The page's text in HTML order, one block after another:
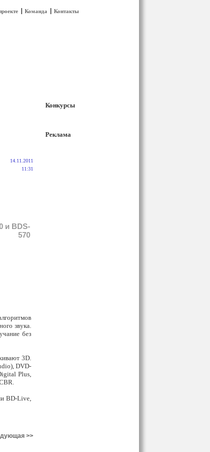
Команда Контакты
и BDS-
570
14.11.2011
11:31
звука.
без
3D.
DVD-
Plus,
BD-Live,
>>
Конкурсы
Реклама